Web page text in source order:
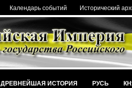
Календарь событий Исторический
ДРЕВНЕЙШАЯ ИСТОРИЯ РУСЬ